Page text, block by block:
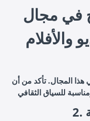
في مجال
والأفلام
المجال. تأكد من أن